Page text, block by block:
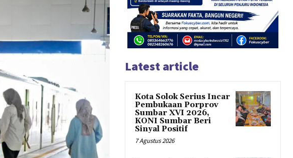
Latest article
Kota Solok Serius Incar
Pembukaan Porprov
Sumbar XVI 2026,
KONI Sumbar Beri
Sinyal Positif
7 Agustus 2026